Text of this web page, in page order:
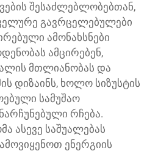
შესაძლებლობებთან,
გავრცელებულები
ამონახსნები
ამცირებენ,
მთლიანობას და
დიზაინს, ხოლო სიზუსტის
სამუშაო
რჩება.
ასევე საშუალებას
ენერგიის